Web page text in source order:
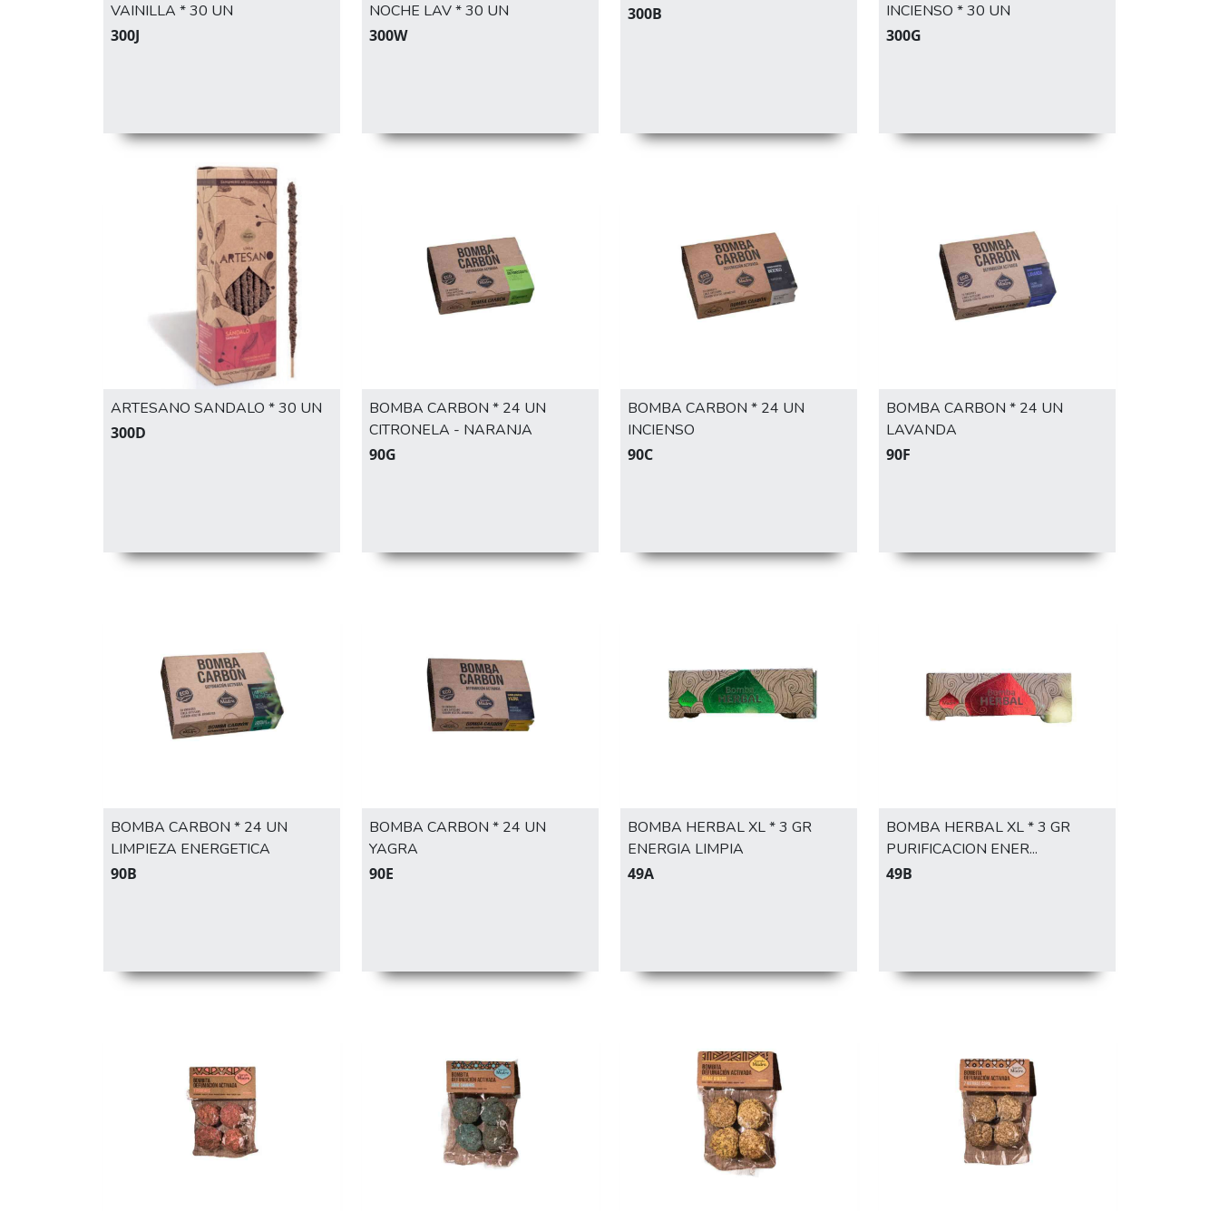
VAINILLA * 30 UN
300J
NOCHE LAV * 30 UN
300W
300B
INCIENSO * 30 UN
300G
ARTESANO SANDALO * 30 UN
300D
BOMBA CARBON * 24 UN
CITRONELA - NARANJA
90G
BOMBA CARBON * 24 UN
INCIENSO
90C
BOMBA CARBON * 24 UN
LAVANDA
90F
BOMBA CARBON * 24 UN
LIMPIEZA ENERGETICA
90B
BOMBA CARBON * 24 UN
YAGRA
90E
BOMBA HERBAL XL * 3 GR
ENERGIA LIMPIA
49A
BOMBA HERBAL XL * 3 GR
PURIFICACION ENER...
49B